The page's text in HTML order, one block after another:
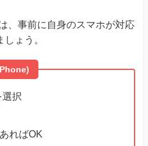
、事前に自身のスマホが対応
ょう。
択
ればOK